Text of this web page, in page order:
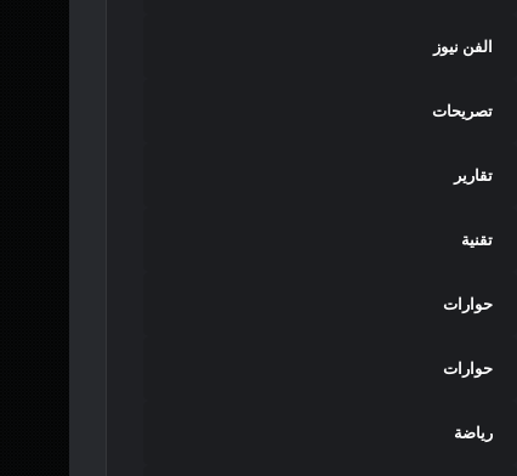
الفن نيوز
تصريحات
تقارير
تقنية
حوارات
حوارات
رياضة